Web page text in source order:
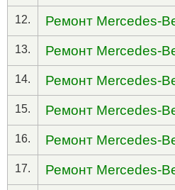
12. Ремонт Mercedes-
13. Ремонт Mercedes-
14. Ремонт Mercedes-
15. Ремонт Mercedes-
16. Ремонт Mercedes-
17. Ремонт Mercedes-